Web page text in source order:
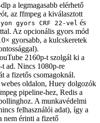
a legmagasabb elérhető
az ffmpeg a kiválasztott
gyors CRF 22-vel és
Az opcionális gyors mód
gyorsabb, a kulcskeretek
2160p-t szolgál ki a
ad. Nincs 1080p-re
a fizetős csomagoknál.
oldalon, Huey dolgozók
pipeline-hez, Redis a
A munkavédelmi
felhasználói adat), így a
nem érinti a fizető